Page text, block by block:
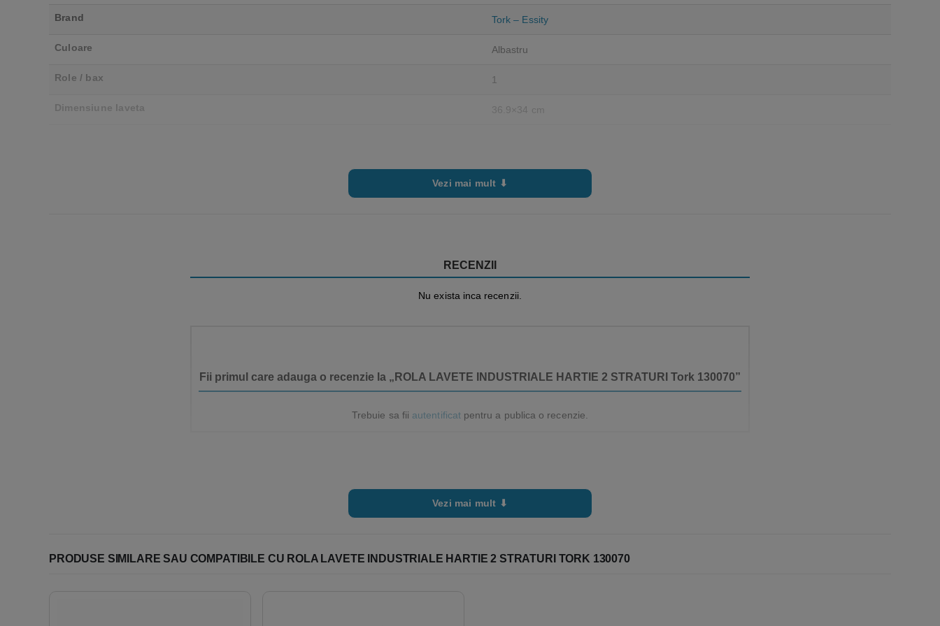
Brand Tork – Essity
Culoare Albastru
Role / bax 1
Dimensiune laveta 36.9×34 cm
Vezi mai mult ⬇
RECENZII
Nu exista inca recenzii.
Fii primul care adauga o recenzie la „ROLA LAVETE INDUSTRIALE HARTIE 2 STRATURI Tork 130070”
Trebuie sa fii autentificatpentru a publica o recenzie.
Vezi mai mult ⬇
PRODUSE SIMILARE SAU COMPATIBILE CU ROLA LAVETE INDUSTRIALE HARTIE 2 STRATURI TORK 130070